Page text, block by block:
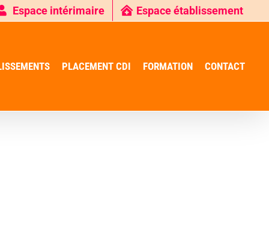
Espace intérimaire Espace établissement
PLACEMENT CDI FORMATION CONTACT